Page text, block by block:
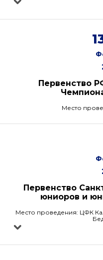
Первенство
Место
Первенство
юниоров и
Место проведения: ЦФК